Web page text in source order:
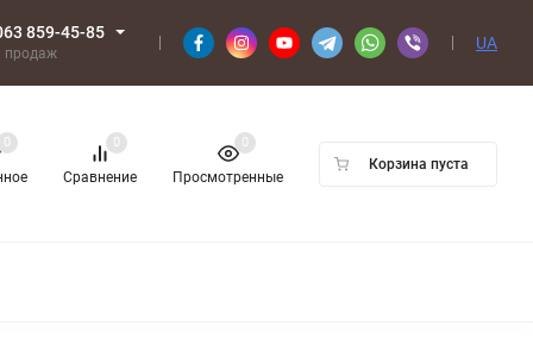
859-45-85
продаж
UA
0
Сравнение
0
Просмотренные
0
Корзина пуста